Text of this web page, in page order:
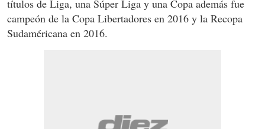
títulos de Liga, una Súper Liga y una Copa además fue
campeón de la Copa Libertadores en 2016 y la Recopa
Sudaméricana en 2016.